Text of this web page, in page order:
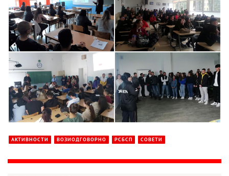
АКТИВНОСТИ ВОЗИОДГОВОРНО РСБСП СОВЕТИ